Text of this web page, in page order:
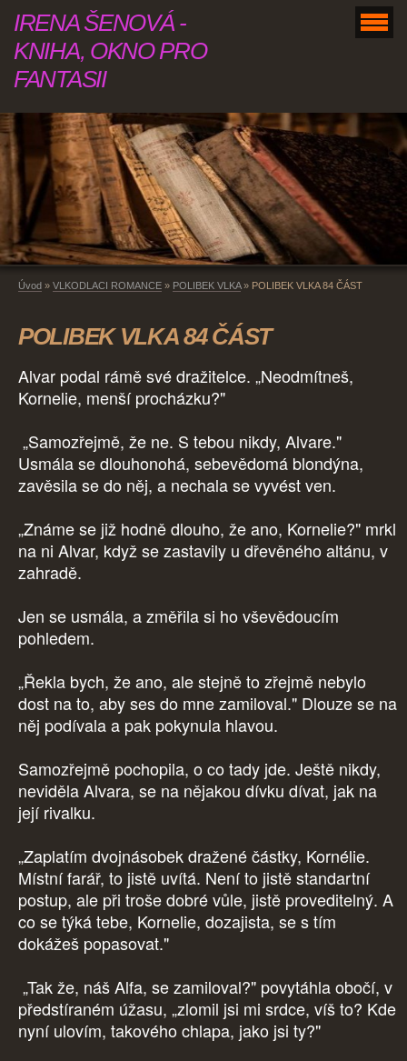
IRENA ŠENOVÁ -
KNIHA, OKNO PRO
FANTASII
Úvod » VLKODLACI ROMANCE » POLIBEK VLKA» POLIBEK VLKA 84 ČÁST
POLIBEK VLKA 84 ČÁST
Alvar podal rámě své dražitelce. „Neodmítneš,
Kornelie, menší procházku?"
„Samozřejmě, že ne. S tebou nikdy, Alvare."
Usmála se dlouhonohá, sebevědomá blondýna,
zavěsila se do něj, a nechala se vyvést ven.
„Známe se již hodně dlouho, že ano, Kornelie?" mrkl
na ni Alvar, když se zastavily u dřevěného altánu, v
zahradě.
Jen se usmála, a změřila si ho vševědoucím
pohledem.
„Řekla bych, že ano, ale stejně to zřejmě nebylo
dost na to, aby ses do mne zamiloval." Dlouze se na
něj podívala a pak pokynula hlavou.
Samozřejmě pochopila, o co tady jde. Ještě nikdy,
neviděla Alvara, se na nějakou dívku dívat, jak na
její rivalku.
„Zaplatím dvojnásobek dražené částky, Kornélie.
Místní farář, to jistě uvítá. Není to jistě standartní
postup, ale při troše dobré vůle, jistě proveditelný. A
co se týká tebe, Kornelie, dozajista, se s tím
dokážeš popasovat."
„Tak že, náš Alfa, se zamiloval?" povytáhla obočí, v
předstíraném úžasu, „zlomil jsi mi srdce, víš to? Kde
nyní ulovím, takového chlapa, jako jsi ty?"